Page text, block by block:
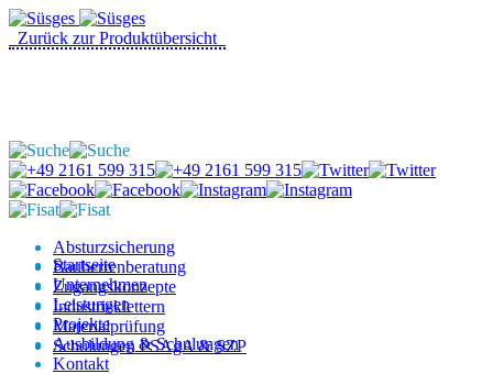
Absturzsicherung
Bauherrenberatung
Zugangskonzepte
Industrieklettern
Materialprüfung
Schulungen PSAgA & SZP
Startseite
Unternehmen
Leistungen
Projekte
Ausbildung & Schulungen
Kontakt
Zurück zur Produktübersicht